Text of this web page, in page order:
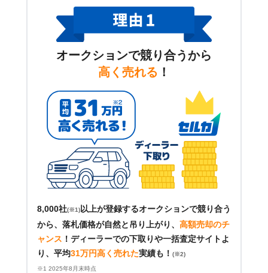
オークションで競り合うから
高く売れる ！
8,000社(※1) 以上が登録するオークションで競り合う
から、落札価格が自然と吊り上がり、 高額売却のチ
ャンス ！ ディーラーでの下取りや一括査定サイトよ
り、平均31万円高く売れた実績も！ (※2)
※1 2025年8月末時点